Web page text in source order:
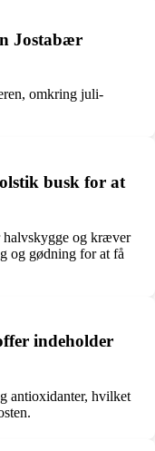
Jostabær
omkring juli-
busk for at
halvskygge og kræver
og gødning for at få
indeholder
antioxidanter, hvilket